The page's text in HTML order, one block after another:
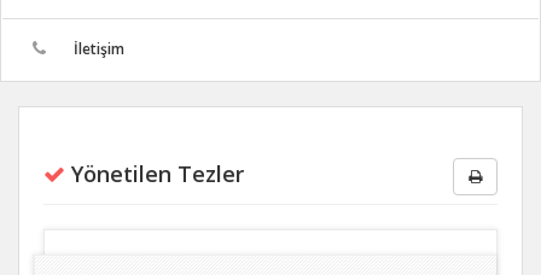
İletişim
Yönetilen Tezler